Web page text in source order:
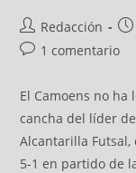
Redacción
1 comentario
El Camoens no ha
cancha del líder
Alcantarilla
5-1 en partido de